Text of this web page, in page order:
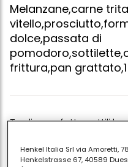
Melanzane,carne
dolce,passata di
frittura,pan
Tagliare a fette sottili le
asciugare con un
Henkel Italia Srl via Amoretti,
Henkelstrasse 67, 40589